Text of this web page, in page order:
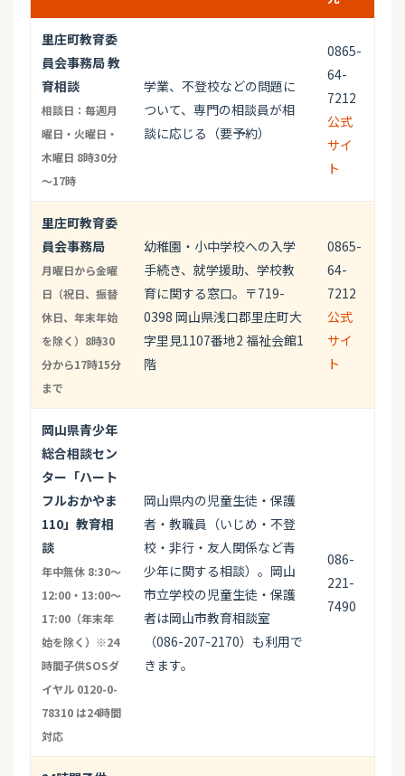
里庄町教育委
員会事務局 教
育相談
相談日：毎週月
曜日・火曜日・
木曜日 8時30分
～17時
学業、不登校などの問題に
ついて、専門の相談員が相
談に応じる（要予約）
0865-
64-
7212
公式
サイ
ト
里庄町教育委
員会事務局
月曜日から金曜
日（祝日、振替
休日、年末年始
を除く）8時30
分から17時15分
まで
幼稚園・小中学校への入学
手続き、就学援助、学校教
育に関する窓口。〒719-
0398 岡山県浅口郡里庄町大
字里見1107番地2 福祉会館1
階
0865-
64-
7212
公式
サイ
ト
岡山県青少年
総合相談セン
ター「ハート
フルおかやま
110」教育相
談
年中無休 8:30〜
12:00・13:00〜
17:00（年末年
始を除く）※24
時間子供SOSダ
イヤル 0120-0-
78310 は24時間
対応
岡山県内の児童生徒・保護
者・教職員（いじめ・不登
校・非行・友人関係など青
少年に関する相談）。岡山
市立学校の児童生徒・保護
者は岡山市教育相談室
（086-207-2170）も利用で
きます。
086-
221-
7490